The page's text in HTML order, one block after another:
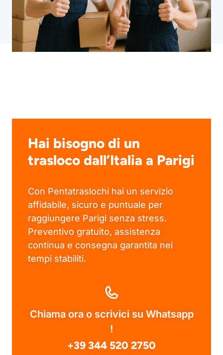
Hai bisogno di un
trasloco dall’Italia a Parigi
Con Pentatraslochi hai un servizio
affidabile, sicuro e puntuale per
raggiungere Parigi senza stress.
Preventivo gratuito, assistenza
continua e consegna garantita nei
tempi stabiliti.
Chiama ora o scrivici su Whatsapp
!
+39 344 520 2750